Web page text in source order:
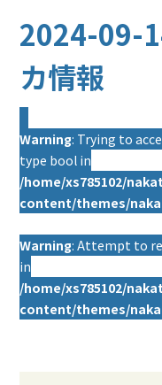
2024-09-
カ情報
Warning: Trying to
type bool in
/home/xs785102/
content/themes/
Warning: Attempt to
in
/home/xs785102/
content/themes/